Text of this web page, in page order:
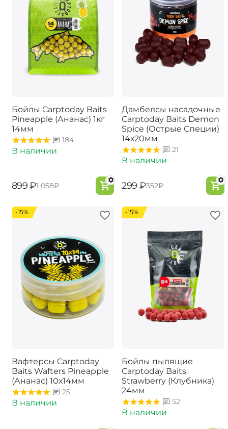
Бойлы Carptoday Baits
Pineapple (Ананас) 1кг
14мм
184
В наличии
‍899‍ ₽‍1 058‍₽
Дамбелсы насадочные
Carptoday Baits Demon
Spice (Острые Специи)
14х20мм
21
В наличии
‍299‍ ₽‍352‍₽
-15%
Вафтерсы Carptoday
Baits Wafters Pineapple
(Ананас) 10х14мм
25
В наличии
-15%
Бойлы пылящие
Carptoday Baits
Strawberry (Клубника)
24мм
52
В наличии